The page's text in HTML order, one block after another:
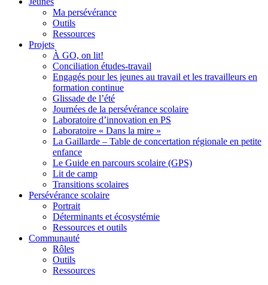
Ma persévérance
Outils
Ressources
Projets
À GO, on lit!
Conciliation études-travail
Engagés pour les jeunes au travail et les travailleurs en
formation continue
Glissade de l’été
Journées de la persévérance scolaire
Laboratoire d’innovation en PS
Laboratoire « Dans la mire »
La Gaillarde – Table de concertation régionale en petite
enfance
Le Guide en parcours scolaire (GPS)
Lit de camp
Transitions scolaires
Persévérance scolaire
Portrait
Déterminants et écosystémie
Ressources et outils
Communauté
Rôles
Outils
Ressources